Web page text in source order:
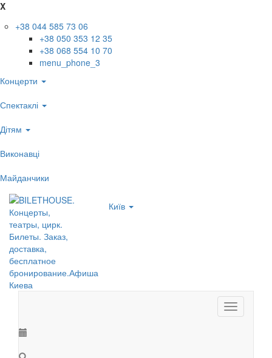
X
+38 044 585 73 06
+38 050 353 12 35
+38 068 554 10 70
menu_phone_3
Концерти
Спектаклі
Дітям
Виконавці
Майданчики
Київ
Toggle
navigation